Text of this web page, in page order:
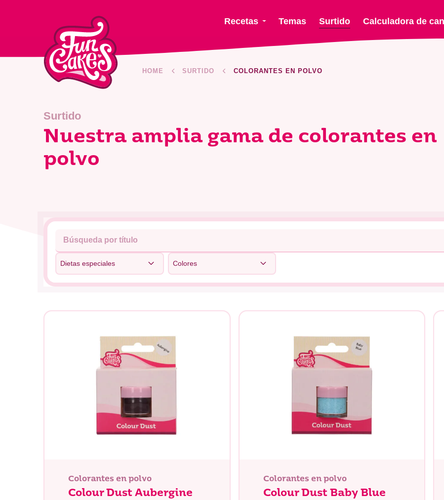
Recetas Temas Surtido Calculadora de
HOME SURTIDO COLORANTES EN POLVO
Surtido
Nuestra amplia gama de colorantes en
polvo
Dietas especiales Colores
Colorantes en polvo
Colour Dust Aubergine
Colorantes en polvo
Colour Dust Baby Blue